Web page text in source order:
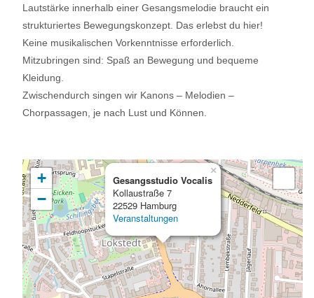
Lautstärke innerhalb einer Gesangsmelodie braucht ein
strukturiertes Bewegungskonzept. Das erlebst du hier!
Keine musikalischen Vorkenntnisse erforderlich.
Mitzubringen sind: Spaß an Bewegung und bequeme
Kleidung.
Zwischendurch singen wir Kanons – Melodien –
Chorpassagen, je nach Lust und Können.
Gesangsstudio Vocalis
Kollaustraße 7
22529 Hamburg
Veranstaltungen
×
+
−